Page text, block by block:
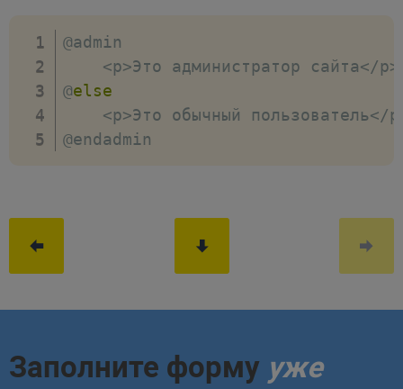
@admin
<p>Это администратор сайта</p>
@else
<p>Это обычный пользователь</p
@endadmin
Заполните форму уже